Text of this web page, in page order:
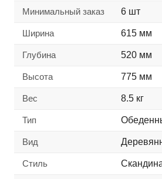
Минимальный заказ 6 шт
Ширина 615 мм
Глубина 520 мм
Высота 775 мм
Вес 8.5 кг
Тип
Вид
Стиль